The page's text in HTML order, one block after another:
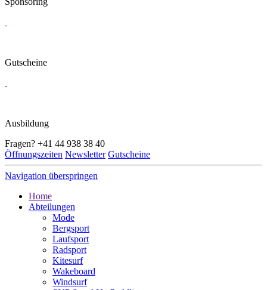
Gutscheine
Ausbildung
Fragen? +41 44 938 38 40
Öffnungszeiten Newsletter Gutscheine
Navigation überspringen
Home
Abteilungen
Mode
Bergsport
Laufsport
Radsport
Kitesurf
Wakeboard
Windsurf